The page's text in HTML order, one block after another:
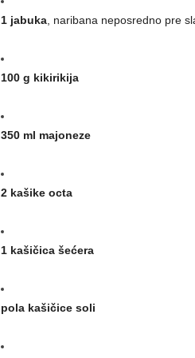
1 jabuka, naribana neposredno pre
100 g kikirikija
350 ml majoneze
2 kašike octa
1 kašičica šećera
pola kašičice soli